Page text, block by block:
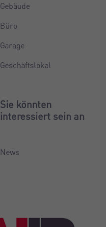
Gebäude
Büro
Garage
Geschäftslokal
Sie könnten
interessiert sein an
News